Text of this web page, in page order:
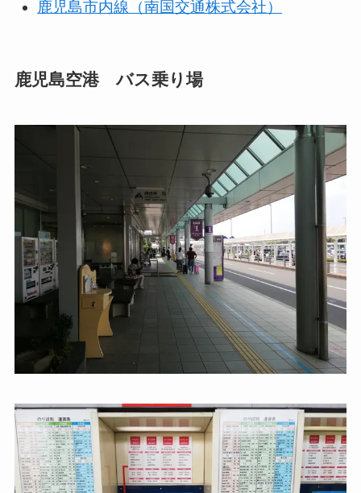
鹿児島市内線（南国交通株式会社）
鹿児島空港 バス乗り場